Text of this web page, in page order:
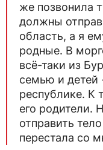
же позвонила
должны
область, а я
родные. В
всё-таки из
семью и детей
республике. К
его родители.
отправить
перестала со